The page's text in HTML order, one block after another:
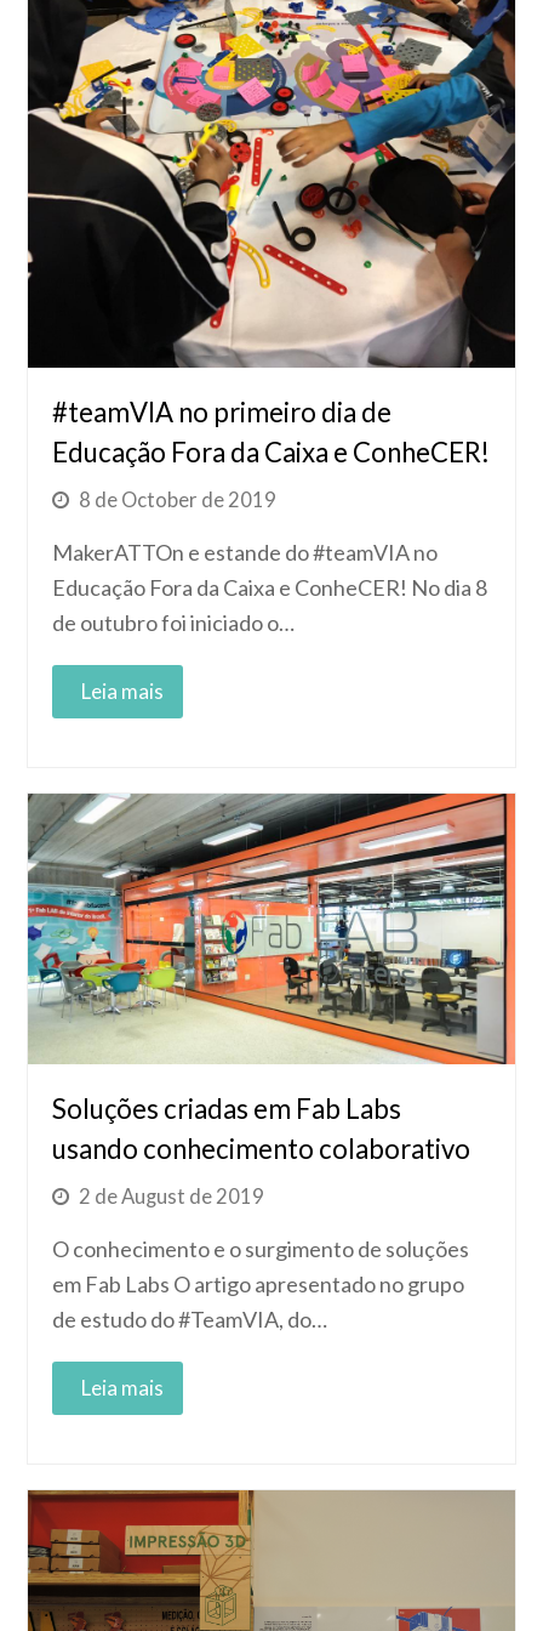
#teamVIA no primeiro dia de
Educação Fora da Caixa e ConheCER!
8 de October de 2019
MakerATTOn e estande do #teamVIA no
Educação Fora da Caixa e ConheCER! No dia 8
de outubro foi iniciado o…
Soluções criadas em Fab Labs
usando conhecimento colaborativo
2 de August de 2019
O conhecimento e o surgimento de soluções
em Fab Labs O artigo apresentado no grupo
de estudo do #TeamVIA, do…